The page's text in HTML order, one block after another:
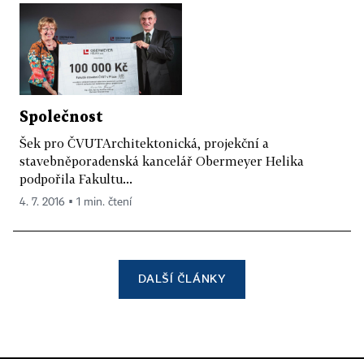
Společnost
Šek pro ČVUTArchitektonická, projekční a
stavebněporadenská kancelář Obermeyer Helika
podpořila Fakultu...
4. 7. 2016 ▪ 1 min. čtení
DALŠÍ ČLÁNKY